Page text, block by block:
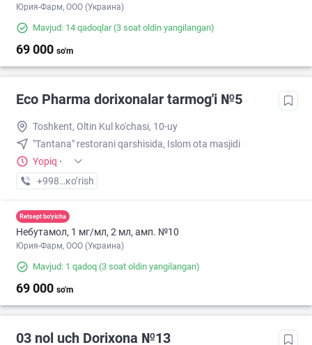
Юрия-Фарм, ООО (Украина)
Mavjud: 14 qadoqlar(3 soat oldin yangilangan)
69 000 so'm
Eco Pharma dorixonalar tarmog'i №5
Toshkent, Oltin Kul ko'chasi, 10-uy
"Tantana" restorani qarshisida, Islom ota masjidi
Yopiq ·
+998 (55) XXX-XX-XX
кo’rish
Retsept bo'yicha
Небутамол, 1 мг/мл, 2 мл, амп. №10
Юрия-Фарм, ООО (Украина)
Mavjud: 1 qadoq (3 soat oldin yangilangan)
69 000 so'm
03 nol uch Dorixona №13